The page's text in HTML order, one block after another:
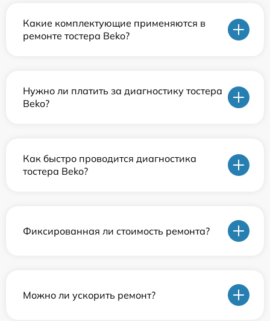
Какие комплектующие применяются в
ремонте тостера Beko?
Нужно ли платить за диагностику тостера
Beko?
Как быстро проводится диагностика
тостера Beko?
Фиксированная ли стоимость ремонта?
Можно ли ускорить ремонт?